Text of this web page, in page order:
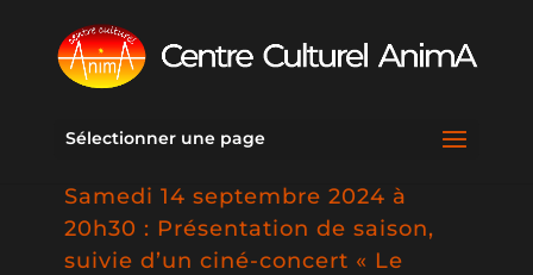
Sélectionner une page
Samedi 14 septembre 2024 à
20h30 : Présentation de saison,
suivie d’un ciné-concert « Le